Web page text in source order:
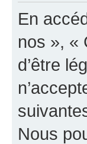
En
nos », «
d’être
Nous